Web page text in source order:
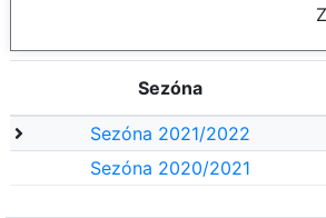
Sezóna
Sezóna 2021/2022
Sezóna 2020/2021